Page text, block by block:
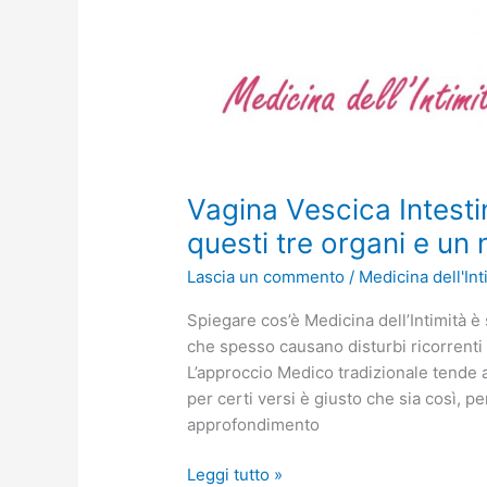
Vagina Vescica
questi tre organi e un
Lascia un commento / Medicina
Spiegare cos’è Medicina dell’Intimità
che spesso causano disturbi
L’approccio Medico tradizionale
per certi versi è giusto che sia così,
approfondimento
Leggi tutto »